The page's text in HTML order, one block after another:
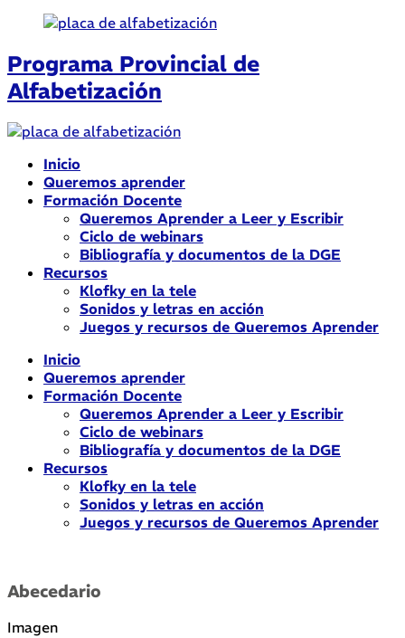
Programa Provincial de
Alfabetización
Inicio
Queremos aprender
Formación Docente
Queremos Aprender a Leer y Escribir
Ciclo de webinars
Bibliografía y documentos de la DGE
Recursos
Klofky en la tele
Sonidos y letras en acción
Juegos y recursos de Queremos Aprender
Inicio
Queremos aprender
Formación Docente
Queremos Aprender a Leer y Escribir
Ciclo de webinars
Bibliografía y documentos de la DGE
Recursos
Klofky en la tele
Sonidos y letras en acción
Juegos y recursos de Queremos Aprender
Abecedario
Imagen